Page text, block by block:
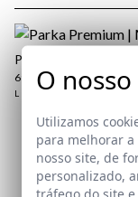
PARKA PREMIUM |
69,95 € / 79,95 €
L 3XL
O
Utilizamos
para melhorar a
nosso site, de
personalizado,
tráfego do site